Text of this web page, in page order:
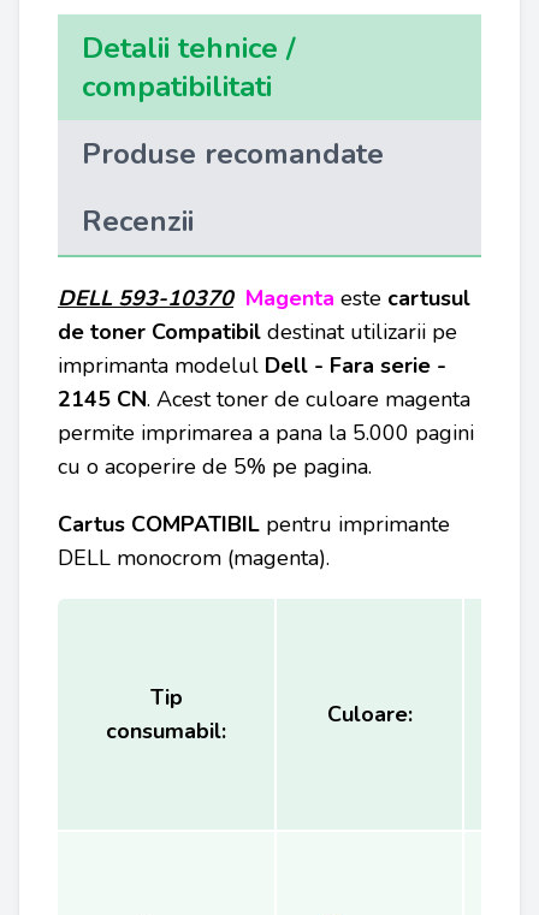
Detalii tehnice /
compatibilitati
Produse recomandate
Recenzii
DELL 593-10370 Magenta este cartusul
de toner Compatibil destinat utilizarii pe
imprimanta modelul Dell - Fara serie -
2145 CN. Acest toner de culoare magenta
permite imprimarea a pana la 5.000 pagini
cu o acoperire de 5% pe pagina.
Cartus COMPATIBIL pentru imprimante
DELL monocrom (magenta).
Tip
consumabil:
Culoare: